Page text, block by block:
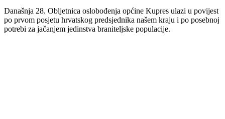
Današnja 28. Obljetnica oslobođenja općine Kupres ulazi u povijest
po prvom posjetu hrvatskog predsjednika našem kraju i po posebnoj
potrebi za jačanjem jedinstva braniteljske populacije.